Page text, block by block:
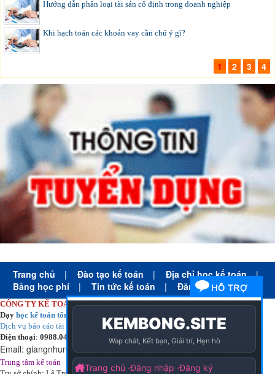
Hướng dẫn phân loại tài sản cố định trong doanh nghiệp
Khi hạch toán các khoản vay cần chú ý gì?
1 2 3 4
Trang chủ | Đào tạo kế toán | Địa chỉ học kế toán
|
Bảng học phí
| Tin tức kế toán | Đăng ký học
CÔNG TY KẾ TOÁN HÀ NỘI
Dạy học kế toán tổng hợp
Dịch vụ báo cáo tài chính
chuyên nghiệp uy tín giá rẻ
Điện thoại: 0988.043.053
Email: giangnhungkthn@gmail.com
Trung tâm kế toán - Công ty kế toán hà nội ạy tại: